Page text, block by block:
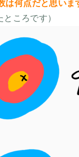
は何点だと思いま
ころです）